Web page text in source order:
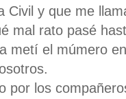
Civil y que me
mal rato pasé
metí el múmero
por los